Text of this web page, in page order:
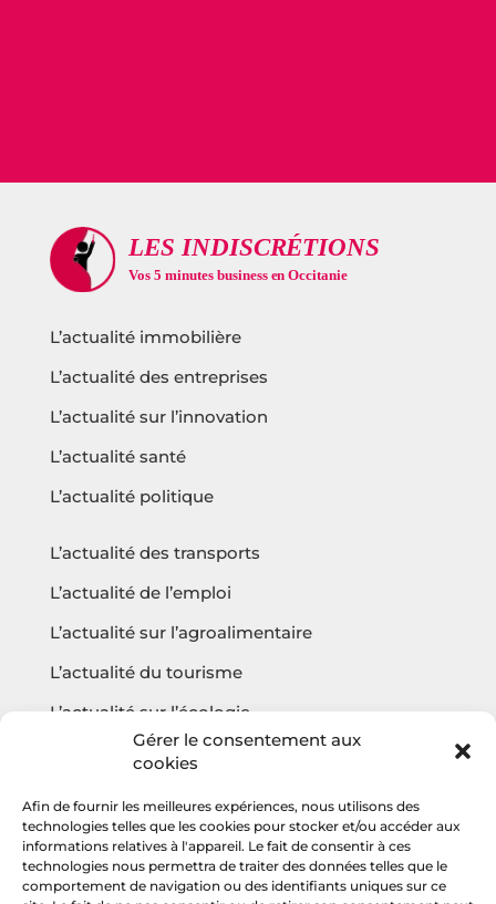
Gérer le consentement aux
cookies
Afin de fournir les meilleures expériences, nous utilisons des
technologies telles que les cookies pour stocker et/ou accéder aux
informations relatives à l'appareil. Le fait de consentir à ces
technologies nous permettra de traiter des données telles que le
comportement de navigation ou des identifiants uniques sur ce
L’actualité immobilière
L’actualité des entreprises
L’actualité sur l’innovation
L’actualité santé
L’actualité politique
L’actualité des transports
L’actualité de l’emploi
L’actualité sur l’agroalimentaire
L’actualité du tourisme
L’actualité sur l’écologie
Questions fréquentes
Contact
Agencehv